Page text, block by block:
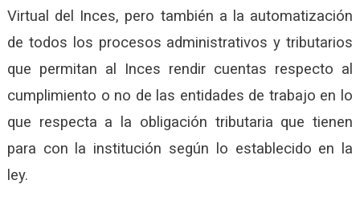
Virtual del Inces, pero también a la automatización
de todos los procesos administrativos y tributarios
que permitan al Inces rendir cuentas respecto al
cumplimiento o no de las entidades de trabajo en lo
que respecta a la obligación tributaria que tienen
para con la institución según lo establecido en la
ley.